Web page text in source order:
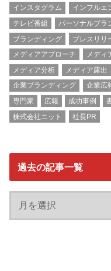
インスタグラム
インフルエ
テレビ番組
パーソナルブラ
ブランディング
プレスリリ
メディアアプローチ
メディ
メディア分析
メディア露出
企業ブランディング
企業広
専門家
広報 成功事例
株式会社ニット
社長PR
過去の記事一覧